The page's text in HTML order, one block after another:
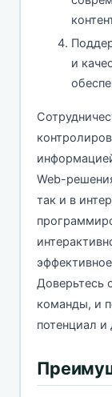
и
Web-
так и в
Доверьтесь
команды, и
потенциал